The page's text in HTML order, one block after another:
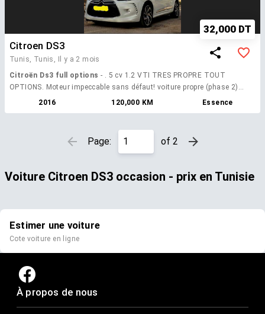
32,000 DT
Citroen DS3
Tunis, Tunis,
Il y a 2 mois
Citroën Ds3 full options - . 5 cv 1.2 VTI TRES PROPRE TOUT
OPTIONS. Moteur impeccable sans défaut! voiture propre (phase 2)
sans aucun défaut 1.2 vti 3 cylindres full options (xenon led
2016 120,000 KM Essence
Page: of 2
Voiture ​Citroen DS3 occasion - prix en Tunisie​
Estimer une voiture
Cote voiture en ligne
À propos de nous